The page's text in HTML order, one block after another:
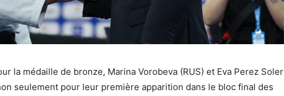
la médaille de bronze, Marina Vorobeva (RUS) et Eva Perez Soler
seulement pour leur première apparition dans le bloc final des